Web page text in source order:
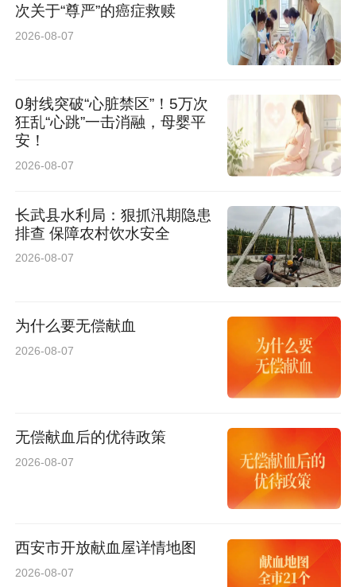
次关于“尊严”的癌症救赎
2026-08-07
0射线突破“心脏禁区”！5万次
狂乱“心跳”一击消融，母婴平
安！
2026-08-07
长武县水利局：狠抓汛期隐患
排查 保障农村饮水安全
2026-08-07
为什么要无偿献血
2026-08-07
无偿献血后的优待政策
2026-08-07
西安市开放献血屋详情地图
2026-08-07